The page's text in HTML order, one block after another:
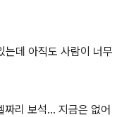
는데 아직도 사람이 너무
리 보석... 지금은 없어